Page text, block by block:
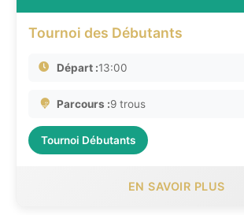
Tournoi des Débutants
Départ :13:00
Parcours :9 trous
Tournoi Débutants
EN SAVOIR PLUS